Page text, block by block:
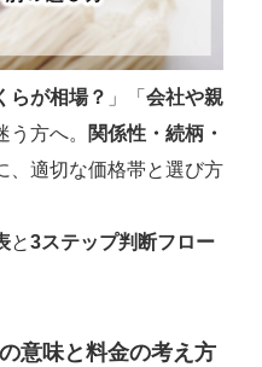
らが相場？ 」「 会社や親
う方へ。
関係性・続柄・
、適切な価格帯と選び方
と3ステップ判断フロー
意味と料金の考え方